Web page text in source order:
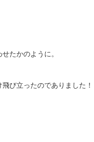
たかのように。
び立ったのでありました！